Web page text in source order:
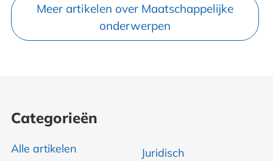
Meer artikelen over Maatschappelijke
onderwerpen
Categorieën
Alle artikelen Juridisch